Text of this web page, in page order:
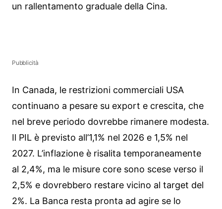
un rallentamento graduale della Cina.
Pubblicità
In Canada, le restrizioni commerciali USA
continuano a pesare su export e crescita, che
nel breve periodo dovrebbe rimanere modesta.
Il PIL è previsto all’1,1% nel 2026 e 1,5% nel
2027. L’inflazione è risalita temporaneamente
al 2,4%, ma le misure core sono scese verso il
2,5% e dovrebbero restare vicino al target del
2%. La Banca resta pronta ad agire se lo